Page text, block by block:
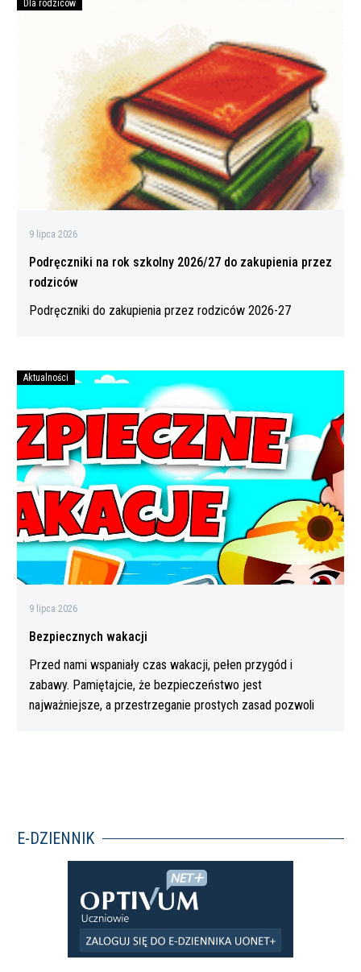
rok
szkolny
do
zakupienia
przez
rodziców
Dla rodziców
9 lipca 2026
Podręczniki na rok szkolny 2026/27 do zakupienia przez
rodziców
Podręczniki do zakupienia przez rodziców 2026-27
Bezpiecznych
wakacji
Aktualności
9 lipca 2026
Bezpiecznych wakacji
Przed nami wspaniały czas wakacji, pełen przygód i
zabawy. Pamiętajcie, że bezpieczeństwo jest
najważniejsze, a przestrzeganie prostych zasad pozwoli
E-DZIENNIK